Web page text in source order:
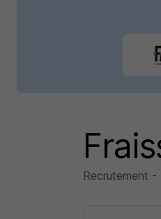
Recrutement -